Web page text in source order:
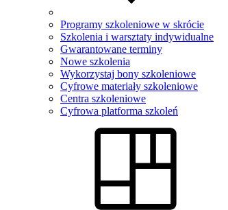
Programy szkoleniowe w skrócie
Szkolenia i warsztaty indywidualne
Gwarantowane terminy
Nowe szkolenia
Wykorzystaj bony szkoleniowe
Cyfrowe materiały szkoleniowe
Centra szkoleniowe
Cyfrowa platforma szkoleń